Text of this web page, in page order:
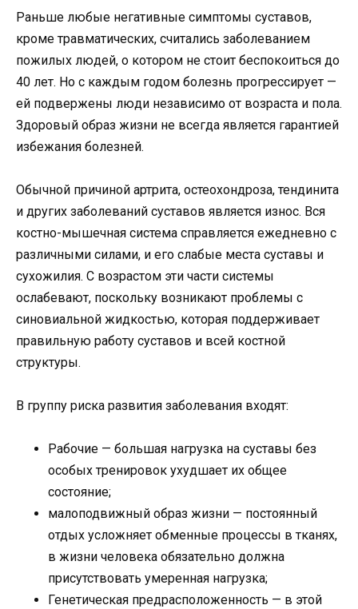
Раньше любые негативные симптомы суставов,
кроме травматических, считались заболеванием
пожилых людей, о котором не стоит беспокоиться до
40 лет. Но с каждым годом болезнь прогрессирует —
ей подвержены люди независимо от возраста и пола.
Здоровый образ жизни не всегда является гарантией
избежания болезней.
Обычной причиной артрита, остеохондроза, тендинита
и других заболеваний суставов является износ. Вся
костно-мышечная система справляется ежедневно с
различными силами, и его слабые места суставы и
сухожилия. С возрастом эти части системы
ослабевают, поскольку возникают проблемы с
синовиальной жидкостью, которая поддерживает
правильную работу суставов и всей костной
структуры.
В группу риска развития заболевания входят:
Рабочие — большая нагрузка на суставы без
особых тренировок ухудшает их общее
состояние;
малоподвижный образ жизни — постоянный
отдых усложняет обменные процессы в тканях,
в жизни человека обязательно должна
присутствовать умеренная нагрузка;
Генетическая предрасположенность — в этой